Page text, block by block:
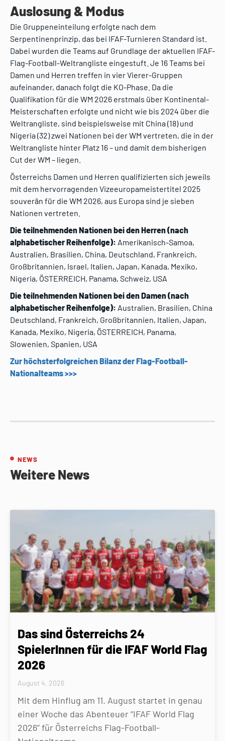
Auslosung & Modus
Die Gruppeneinteilung erfolgte nach dem
Serpentinenprinzip, das bei IFAF-Turnieren Standard ist.
Dabei wurden die Teams auf Grundlage der aktuellen IFAF-
Flag-Football-Weltrangliste eingestuft. Je 16 Teams bei
Damen und Herren treffen in vier Vierer-Gruppen
aufeinander, danach folgt die KO-Phase. Da die
Qualifikation für die WM 2026 erstmals über Kontinental-
Meisterschaften erfolgte und nicht wie bis 2024 über die
Weltrangliste, sind beispielsweise mit China (18) und
Nigeria (32) zwei Nationen bei der WM vertreten, die in der
Weltrangliste hinter Platz 16 – und damit dem bisherigen
Cut der WM – liegen.
Österreichs Damen und Herren qualifizierten sich jeweils
mit dem hervorragenden Vizeeuropameistertitel 2025
souverän für die WM 2026, aus Europa sind je sieben
Nationen vertreten.
Die teilnehmenden Nationen bei den Herren (nach
alphabetischer Reihenfolge): Amerikanisch-Samoa,
Australien, Brasilien, China, Deutschland, Frankreich,
Großbritannien, Israel, Italien, Japan, Kanada, Mexiko,
Nigeria, ÖSTERREICH, Panama, Schweiz, USA
Die teilnehmenden Nationen bei den Damen (nach
alphabetischer Reihenfolge): Australien, Brasilien, China
Deutschland, Frankreich, Großbritannien, Italien, Japan,
Kanada, Mexiko, Nigeria, ÖSTERREICH, Panama,
Slowenien, Spanien, USA
Zur höchsterfolgreichen Bilanz der Flag-Football-
Nationalteams >>>
NEWS
Weitere News
Das sind Österreichs 24
SpielerInnen für die IFAF World Flag
2026
August 4, 2026
Mit dem Hinflug am 11. August startet in genau
einer Woche das Abenteuer “IFAF World Flag
2026” für Österreichs Flag-Football-